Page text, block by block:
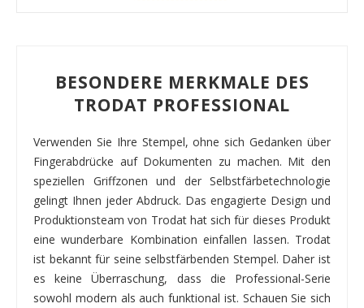
BESONDERE MERKMALE DES
TRODAT PROFESSIONAL
Verwenden Sie Ihre Stempel, ohne sich Gedanken über
Fingerabdrücke auf Dokumenten zu machen. Mit den
speziellen Griffzonen und der Selbstfärbetechnologie
gelingt Ihnen jeder Abdruck. Das engagierte Design und
Produktionsteam von Trodat hat sich für dieses Produkt
eine wunderbare Kombination einfallen lassen. Trodat
ist bekannt für seine selbstfärbenden Stempel. Daher ist
es keine Überraschung, dass die Professional-Serie
sowohl modern als auch funktional ist. Schauen Sie sich